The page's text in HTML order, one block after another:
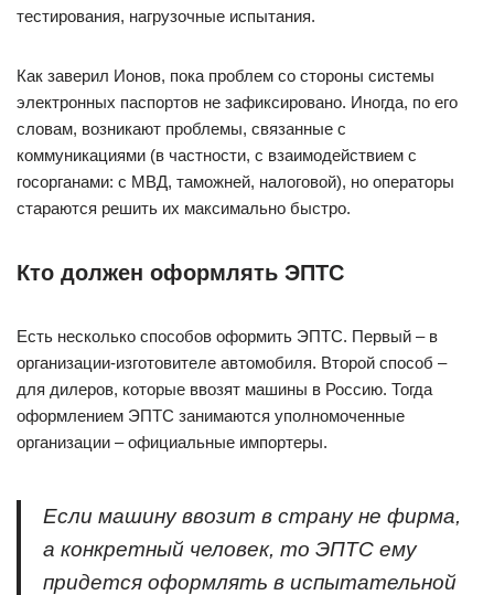
тестирования, нагрузочные испытания.
Как заверил Ионов, пока проблем со стороны системы
электронных паспортов не зафиксировано. Иногда, по его
словам, возникают проблемы, связанные с
коммуникациями (в частности, с взаимодействием с
госорганами: с МВД, таможней, налоговой), но операторы
стараются решить их максимально быстро.
Кто должен оформлять ЭПТС
Есть несколько способов оформить ЭПТС. Первый – в
организации-изготовителе автомобиля. Второй способ –
для дилеров, которые ввозят машины в Россию. Тогда
оформлением ЭПТС занимаются уполномоченные
организации – официальные импортеры.
Если машину ввозит в страну не фирма,
а конкретный человек, то ЭПТС ему
придется оформлять в испытательной